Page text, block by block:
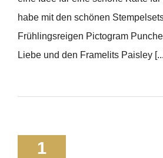
habe mit den schönen
Frühlingsreigen Pictogram
Liebe und den Framelits Paisley
1